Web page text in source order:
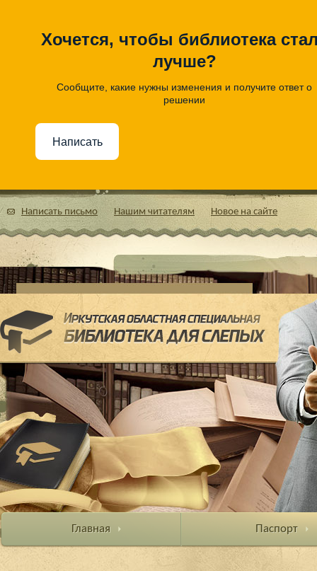
Хочется, чтобы библиотека
лучше?
Сообщите, какие нужны изменения и получите ответ о
решении
Написать
Написать письмо Нашим читателям Новое на сайте
Главная Паспорт